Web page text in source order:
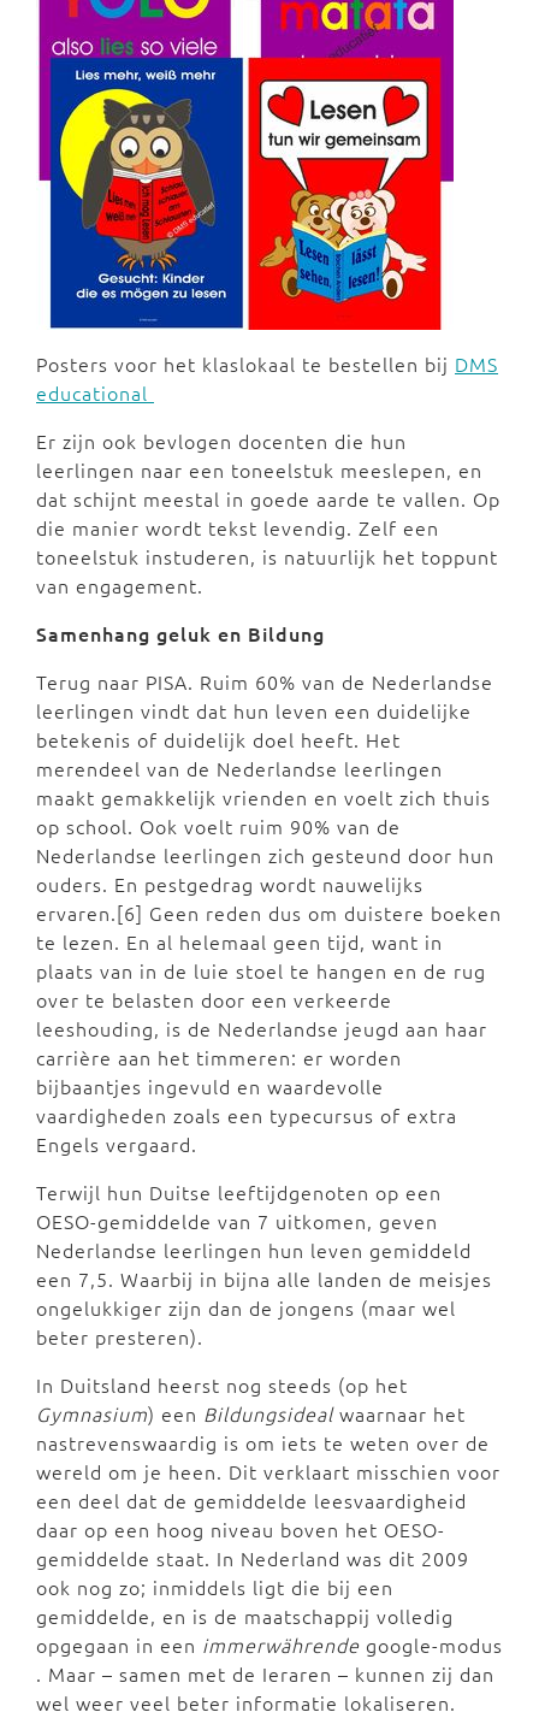
Posters voor het klaslokaal te bestellen bij DMS
educational
Er zijn ook bevlogen docenten die hun
leerlingen naar een toneelstuk meeslepen, en
dat schijnt meestal in goede aarde te vallen. Op
die manier wordt tekst levendig. Zelf een
toneelstuk instuderen, is natuurlijk het toppunt
van engagement.
Samenhang geluk en Bildung
Terug naar PISA. Ruim 60% van de Nederlandse
leerlingen vindt dat hun leven een duidelijke
betekenis of duidelijk doel heeft. Het
merendeel van de Nederlandse leerlingen
maakt gemakkelijk vrienden en voelt zich thuis
op school. Ook voelt ruim 90% van de
Nederlandse leerlingen zich gesteund door hun
ouders. En pestgedrag wordt nauwelijks
ervaren.[6] Geen reden dus om duistere boeken
te lezen. En al helemaal geen tijd, want in
plaats van in de luie stoel te hangen en de rug
over te belasten door een verkeerde
leeshouding, is de Nederlandse jeugd aan haar
carrière aan het timmeren: er worden
bijbaantjes ingevuld en waardevolle
vaardigheden zoals een typecursus of extra
Engels vergaard.
Terwijl hun Duitse leeftijdgenoten op een
OESO-gemiddelde van 7 uitkomen, geven
Nederlandse leerlingen hun leven gemiddeld
een 7,5. Waarbij in bijna alle landen de meisjes
ongelukkiger zijn dan de jongens (maar wel
beter presteren).
In Duitsland heerst nog steeds (op het
Gymnasium) een Bildungsidealwaarnaar het
nastrevenswaardig is om iets te weten over de
wereld om je heen. Dit verklaart misschien voor
een deel dat de gemiddelde leesvaardigheid
daar op een hoog niveau boven het OESO-
gemiddelde staat. In Nederland was dit 2009
ook nog zo; inmiddels ligt die bij een
gemiddelde, en is de maatschappij volledig
opgegaan in een immerwährende google-modus
. Maar – samen met de Ieraren – kunnen zij dan
wel weer veel beter informatie lokaliseren.